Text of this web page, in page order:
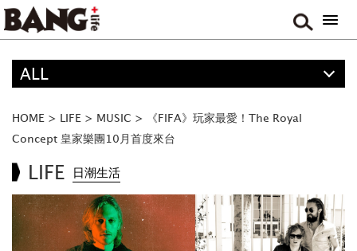
ALL
ANIME
FOOD
MOVIE & DRAMA
TRAVEL
HOME > LIFE > MUSIC >
《FIFA》玩家最愛！The Royal
Concept 皇家樂團10月首度來台
LIFE 日潮生活